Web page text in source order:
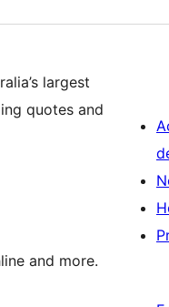
largest
quotes and
and more.